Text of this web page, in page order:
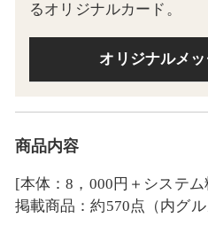
るオリジナルカード。
オリジナルメ
商品内容
[本体：8，000円＋システ
掲載商品：約570点（内グル